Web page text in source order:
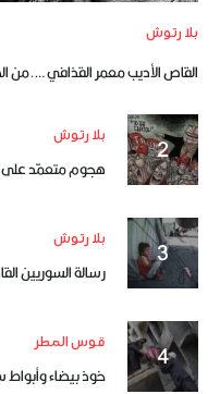
بلا رتوش
القاص الأديب معمر القذافي ….من
بلا رتوش
هجوم متعمّد على
بلا رتوش
رسالة السوريين
قوس المطر
خوذ بيضاء وأبواط